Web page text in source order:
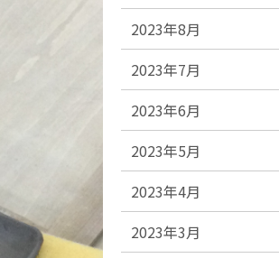
2023年8月
2023年7月
2023年6月
2023年5月
2023年4月
2023年3月